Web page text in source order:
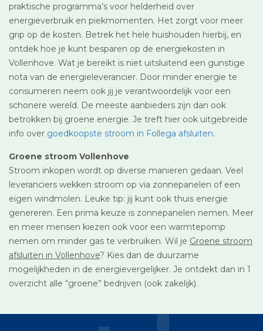
praktische programma’s voor helderheid over
energieverbruik en piekmomenten. Het zorgt voor meer
grip op de kosten. Betrek het hele huishouden hierbij, en
ontdek hoe je kunt besparen op de energiekosten in
Vollenhove. Wat je bereikt is niet uitsluitend een gunstige
nota van de energieleverancier. Door minder energie te
consumeren neem ook jij je verantwoordelijk voor een
schonere wereld. De meeste aanbieders zijn dan ook
betrokken bij groene energie. Je treft hier ook uitgebreide
info over goedkoopste stroom in Follega afsluiten.
Groene stroom Vollenhove
Stroom inkopen wordt op diverse manieren gedaan. Veel
leveranciers wekken stroom op via zonnepanelen of een
eigen windmolen. Leuke tip: jij kunt ook thuis energie
genereren. Een prima keuze is zonnepanelen nemen. Meer
en meer mensen kiezen ook voor een warmtepomp
nemen om minder gas te verbruiken. Wil je Groene stroom
afsluiten in Vollenhove? Kies dan de duurzame
mogelijkheden in de energievergelijker. Je ontdekt dan in 1
overzicht alle “groene” bedrijven (ook zakelijk).